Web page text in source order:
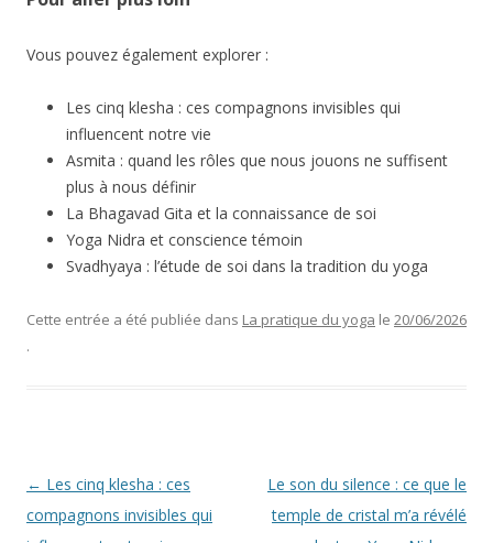
Vous pouvez également explorer :
Les cinq klesha : ces compagnons invisibles qui
influencent notre vie
Asmita : quand les rôles que nous jouons ne suffisent
plus à nous définir
La Bhagavad Gita et la connaissance de soi
Yoga Nidra et conscience témoin
Svadhyaya : l’étude de soi dans la tradition du yoga
Cette entrée a été publiée dans La pratique du yoga le 20/06/2026
.
Navigation
des
← Les cinq klesha : ces
compagnons invisibles qui
Le son du silence : ce que le
temple de cristal m’a révélé